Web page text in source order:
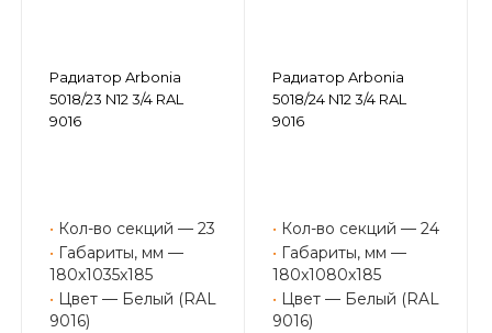
Радиатор Arbonia
5018/23 N12 3/4 RAL
9016
• Кол-во секций — 23
• Габариты, мм —
180x1035x185
• Цвет — Белый (RAL
9016)
Радиатор Arbonia
5018/24 N12 3/4 RAL
9016
• Кол-во секций — 24
• Габариты, мм —
180x1080x185
• Цвет — Белый (RAL
9016)